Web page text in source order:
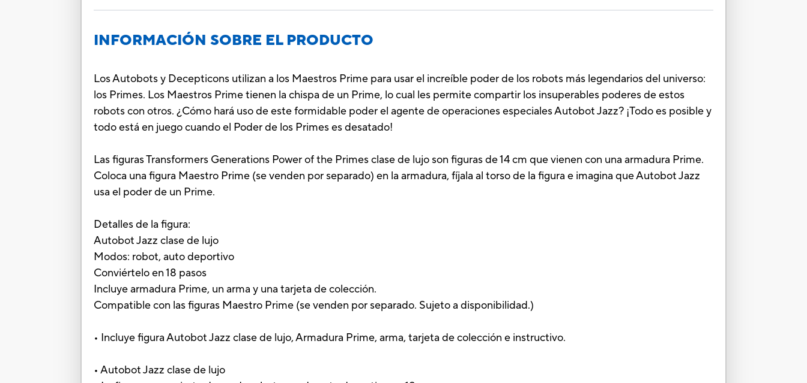
INFORMACIÓN SOBRE EL PRODUCTO
Los Autobots y Decepticons utilizan a los Maestros Prime para usar el increíble poder de los robots más legendarios del universo:
los Primes. Los Maestros Prime tienen la chispa de un Prime, lo cual les permite compartir los insuperables poderes de estos
robots con otros. ¿Cómo hará uso de este formidable poder el agente de operaciones especiales Autobot Jazz? ¡Todo es posible y
todo está en juego cuando el Poder de los Primes es desatado!
Las figuras Transformers Generations Power of the Primes clase de lujo son figuras de 14 cm que vienen con una armadura Prime.
Coloca una figura Maestro Prime (se venden por separado) en la armadura, fíjala al torso de la figura e imagina que Autobot Jazz
usa el poder de un Prime.
Detalles de la figura:
Autobot Jazz clase de lujo
Modos: robot, auto deportivo
Conviértelo en 18 pasos
Incluye armadura Prime, un arma y una tarjeta de colección.
Compatible con las figuras Maestro Prime (se venden por separado. Sujeto a disponibilidad.)
• Incluye figura Autobot Jazz clase de lujo, Armadura Prime, arma, tarjeta de colección e instructivo.
• Autobot Jazz clase de lujo